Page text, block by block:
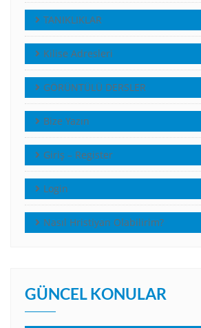
TANIKLIKLAR
Kilise Adresleri
GÖRÜNTÜLÜ DERSLER
Bize Yazın
Giriş – Register
Login
Nasıl Hristiyan Olabilirim?
GÜNCEL KONULAR